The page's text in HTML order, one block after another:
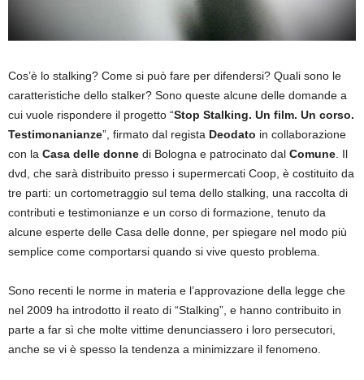
Cos’è lo stalking? Come si può fare per difendersi? Quali sono le
caratteristiche dello stalker? Sono queste alcune delle domande a
cui vuole rispondere il progetto “Stop Stalking. Un film. Un corso.
Testimonanianze”, firmato dal regista Deodato in collaborazione
con la Casa delle donne di Bologna e patrocinato dal Comune . Il
dvd, che sarà distribuito presso i supermercati Coop, è costituito da
tre parti: un cortometraggio sul tema dello stalking, una raccolta di
contributi e testimonianze e un corso di formazione, tenuto da
alcune esperte delle Casa delle donne, per spiegare nel modo più
semplice come comportarsi quando si vive questo problema.
Sono recenti le norme in materia e l’approvazione della legge che
nel 2009 ha introdotto il reato di “Stalking”, e hanno contribuito in
parte a far sì che molte vittime denunciassero i loro persecutori,
anche se vi è spesso la tendenza a minimizzare il fenomeno.